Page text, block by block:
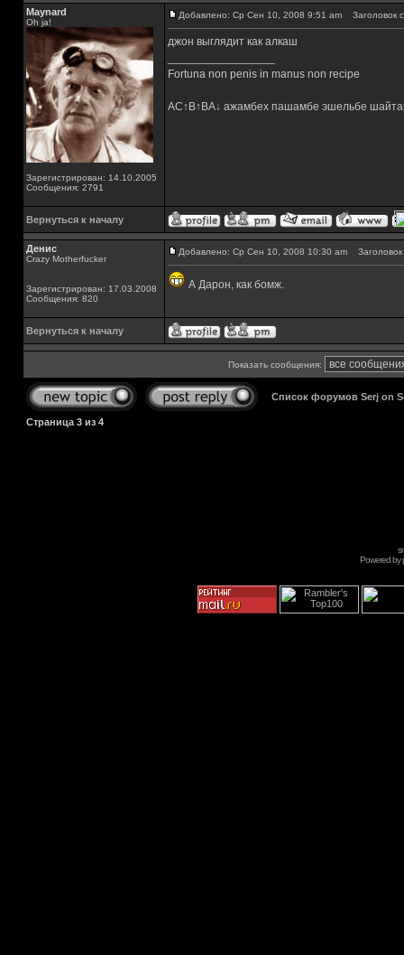
Maynard
Oh ja!
Зарегистрирован: 14.10.2005
Сообщения: 2791
Добавлено: Ср Сен 10, 2008 9:51 am Заголовок
джон выглядит как алкаш
Fortuna non penis in manus non recipe
AC↑B↑BA↓ ажамбех пашамбе эшельбе
Вернуться к началу
Денис
Crazy Motherfucker
Зарегистрирован: 17.03.2008
Сообщения: 820
Добавлено: Ср Сен 10, 2008 10:30 am
А Дарон, как бомж.
Вернуться к началу
Показать сообщения:
Список форумов Serj on
Страница 3 из 4
Powered by